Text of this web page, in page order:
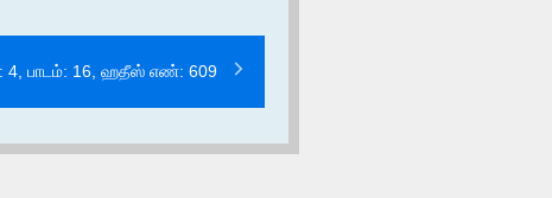
4, பாடம்: 16, ஹதீஸ் எண்: 609